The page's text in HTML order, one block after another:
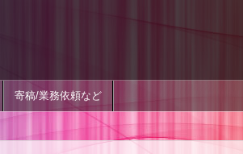
寄稿/業務依頼など